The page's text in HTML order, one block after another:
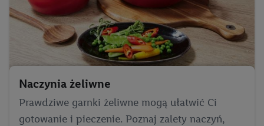
Naczynia żeliwne
Prawdziwe garnki żeliwne mogą ułatwić Ci
gotowanie i pieczenie. Poznaj zalety naczyń,